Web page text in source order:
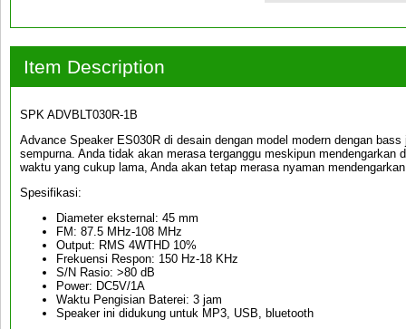
Item Description
SPK ADVBLT030R-1B
Advance Speaker ES030R di desain dengan model modern dengan
sempurna. Anda tidak akan merasa terganggu meskipun mendengarkan
waktu yang cukup lama, Anda akan tetap merasa nyaman
Spesifikasi:
Diameter eksternal: 45 mm
FM: 87.5 MHz-108 MHz
Output: RMS 4WTHD 10%
Frekuensi Respon: 150 Hz-18 KHz
S/N Rasio: >80 dB
Power: DC5V/1A
Waktu Pengisian Baterei: 3 jam
Speaker ini didukung untuk MP3, USB, bluetooth